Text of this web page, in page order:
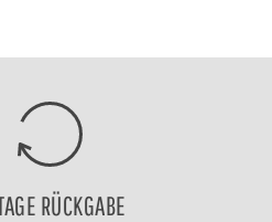
RÜCKGABE